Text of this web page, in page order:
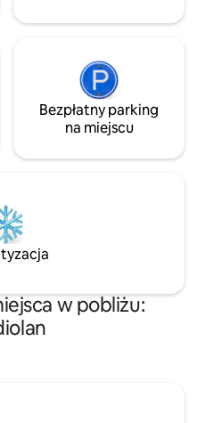
Aldo
Bezpłatny parking
na miejscu
w pobliżu: